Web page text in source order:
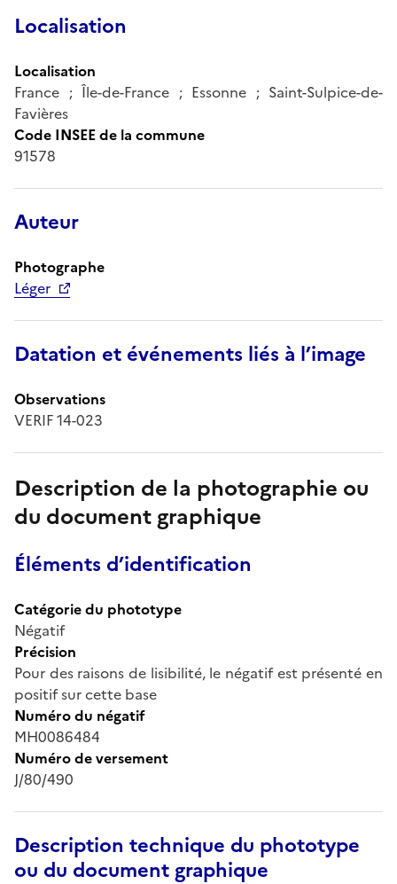
Localisation
Localisation
France ; Île-de-France ; Essonne ; Saint-Sulpice-de-
Favières
Code INSEE de la commune
91578
Auteur
Photographe
Léger
Datation et événements liés à l’image
Observations
VERIF 14-023
Description de la photographie ou
du document graphique
Éléments d’identification
Catégorie du phototype
Négatif
Précision
Pour des raisons de lisibilité, le négatif est présenté en
positif sur cette base
Numéro du négatif
MH0086484
Numéro de versement
J/80/490
Description technique du phototype
ou du document graphique